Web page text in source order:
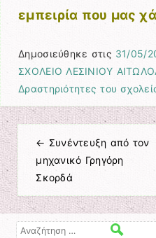
εμπειρία που μας
Δημοσιεύθηκε στις 31/05/
ΣΧΟΛΕΙΟ ΛΕΣΙΝΙΟΥ
Δραστηριότητες του
Πλοήγηση
← Συνέντευξη από τον
μηχανικό Γρηγόρη
Σκορδά
Αναζήτηση